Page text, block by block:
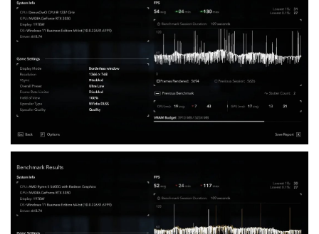
理器带来负担并降低性能，但实际上并没有发生这种情况。